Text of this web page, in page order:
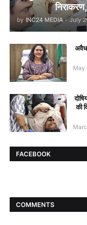
by INC24 MEDIA - July
अवैध
May
की
FACEBOOK
COMMENTS